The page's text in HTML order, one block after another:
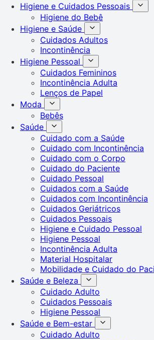
Higiene e Cuidados Pessoais
Higiene do Bebê
Higiene e Saúde
Cuidados Adultos
Incontinência
Higiene Pessoal
Cuidados Femininos
Incontinência Adulta
Lenços de Papel
Moda
Bebês
Saúde
Cuidado com a Saúde
Cuidado com Incontinência
Cuidado com o Corpo
Cuidado do Paciente
Cuidado Pessoal
Cuidados com a Saúde
Cuidados com Incontinência
Cuidados Geriátricos
Cuidados Pessoais
Higiene e Cuidado Pessoal
Higiene Pessoal
Incontinência Adulta
Material Hospitalar
Mobilidade e Cuidado do
Saúde e Beleza
Cuidado Adulto
Cuidados Pessoais
Higiene Pessoal
Saúde e Bem-estar
Cuidado Adulto